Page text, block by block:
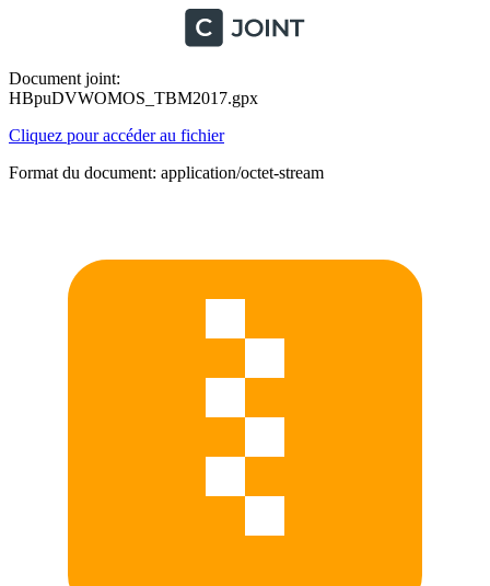
Document joint:
HBpuDVWOMOS_TBM2017.gpx
Cliquez pour accéder au fichier
Format du document: application/octet-stream